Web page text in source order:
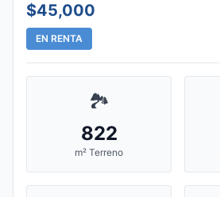
$45,000
EN RENTA
🏞️
822
m² Terreno